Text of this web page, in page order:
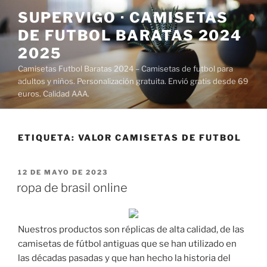
al
contenido
SUPERVIGO · CAMISETAS
DE FUTBOL BARATAS 2024
2025
Camisetas Futbol Baratas 2024 – Camisetas de futbol para
adultos y niños. Personalización gratuita. Envió gratis desde 69
euros. Calidad AAA.
ETIQUETA: VALOR CAMISETAS DE FUTBOL
PUBLICADO
12 DE MAYO DE 2023
ropa de brasil online
Nuestros productos son réplicas de alta calidad, de las
camisetas de fútbol antiguas que se han utilizado en
las décadas pasadas y que han hecho la historia del